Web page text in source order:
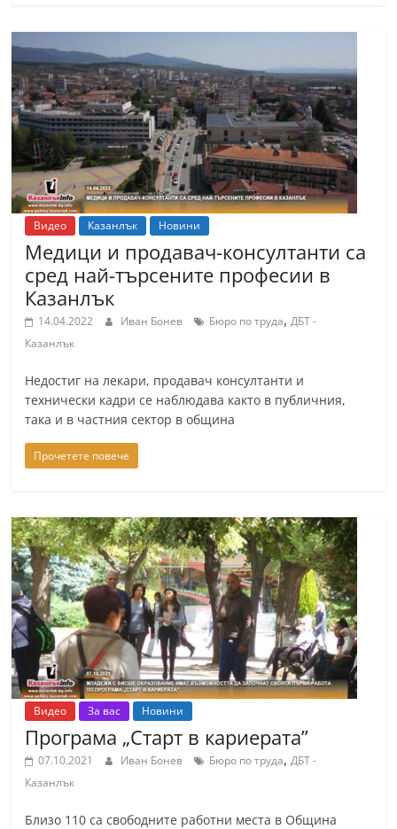
Видео Казанлък Новини
Медици и продавач-консултанти са
сред най-търсените професии в
Казанлък
14.04.2022 Иван Бонев Бюро по труда,ДБТ -
Казанлък
Недостиг на лекари, продавач консултанти и
технически кадри се наблюдава както в публичния,
така и в частния сектор в община
Прочетете повече
Видео За вас Новини
Програма „Старт в кариерата”
07.10.2021 Иван Бонев Бюро по труда,ДБТ -
Казанлък
Близо 110 са свободните работни места в Община